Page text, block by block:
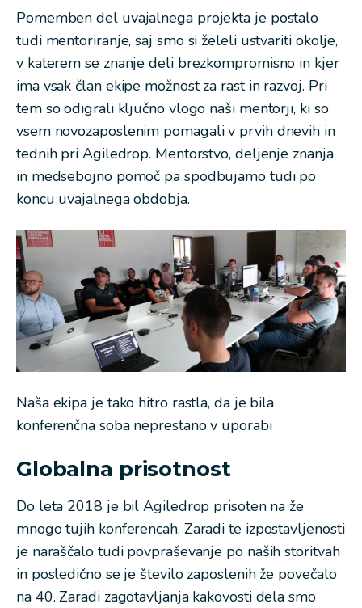
Pomemben del uvajalnega projekta je postalo
tudi mentoriranje, saj smo si želeli ustvariti okolje,
v katerem se znanje deli brezkompromisno in kjer
ima vsak član ekipe možnost za rast in razvoj. Pri
tem so odigrali ključno vlogo naši mentorji, ki so
vsem novozaposlenim pomagali v prvih dnevih in
tednih pri Agiledrop. Mentorstvo, deljenje znanja
in medsebojno pomoč pa spodbujamo tudi po
koncu uvajalnega obdobja.
Naša ekipa je tako hitro rastla, da je bila
konferenčna soba neprestano v uporabi
Globalna prisotnost
Do leta 2018 je bil Agiledrop prisoten na že
mnogo tujih konferencah. Zaradi te izpostavljenosti
je naraščalo tudi povpraševanje po naših storitvah
in posledično se je število zaposlenih že povečalo
na 40. Zaradi zagotavljanja kakovosti dela smo